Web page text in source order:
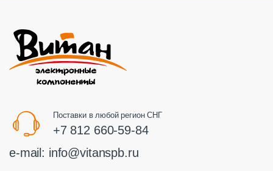
Поставки в любой регион СНГ
+7 812 660-59-84
e-mail: info@vitanspb.ru